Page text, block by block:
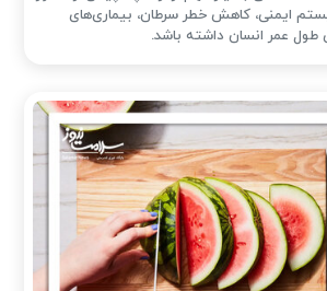
ایمنی، کاهش خطر سرطان، بیماری‌های
طول عمر انسان داشته باشد.